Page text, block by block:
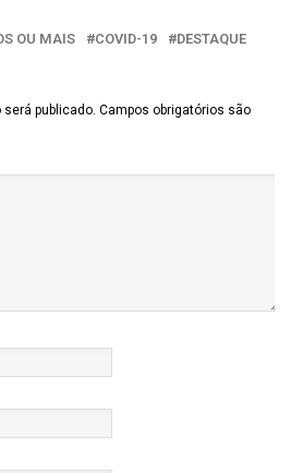
OU MAIS COVID-19
DESTAQUE
publicado. Campos obrigatórios são